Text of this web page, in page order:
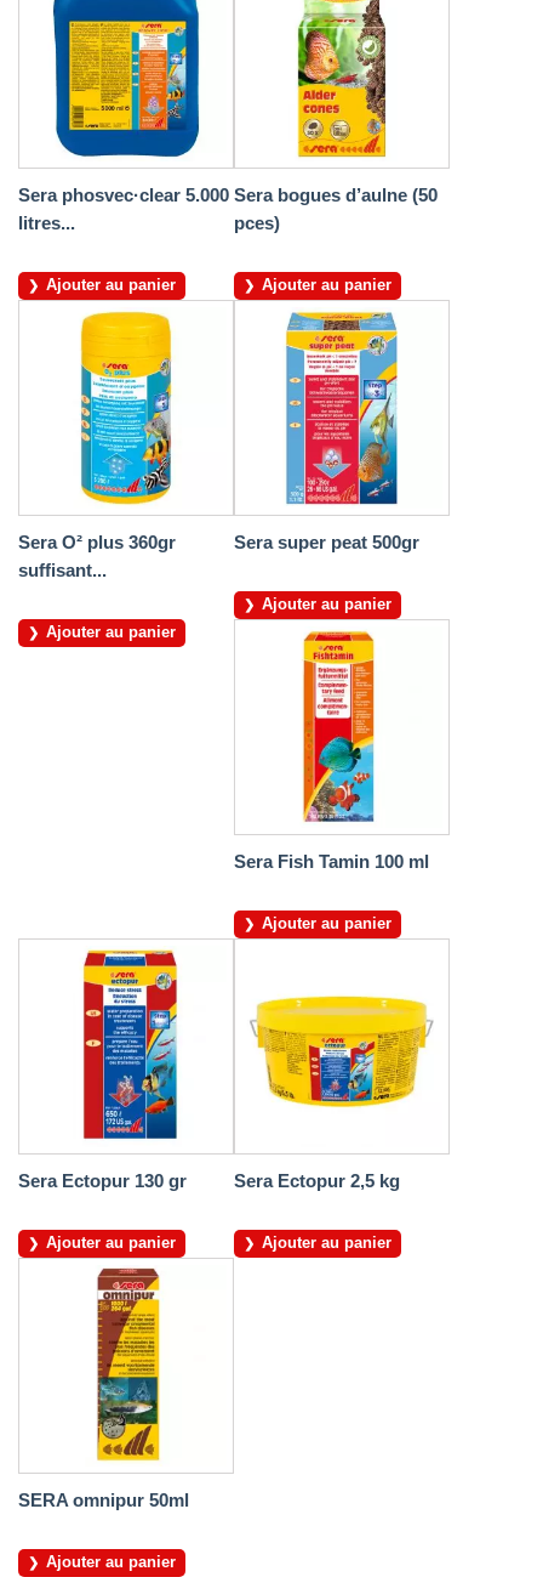
Sera phosvec·clear 5.000
litres...
Ajouter au panier
Sera bogues d’aulne (50
pces)
Ajouter au panier
Sera O² plus 360gr
suffisant...
Ajouter au panier
Sera super peat 500gr
Ajouter au panier
Sera Fish Tamin 100 ml
Ajouter au panier
Sera Ectopur 130 gr
Ajouter au panier
Sera Ectopur 2,5 kg
Ajouter au panier
SERA omnipur 50ml
Ajouter au panier